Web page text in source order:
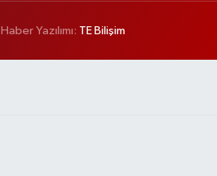
Haber Yazılımı: TE Bilişim